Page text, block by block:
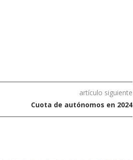
artículo siguiente
Cuota de autónomos en 2024